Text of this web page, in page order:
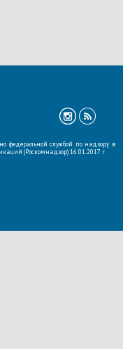
федеральной службой по надзору в
(Роскомнадзор) 16.01.2017 г.